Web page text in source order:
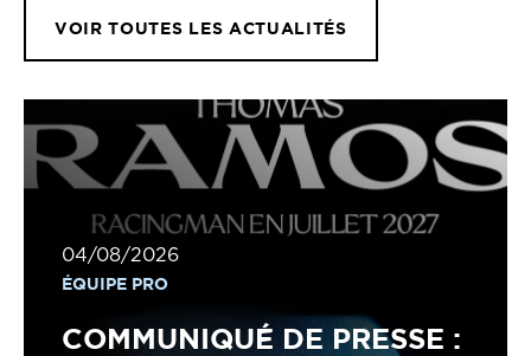
VOIR TOUTES LES ACTUALITÉS
04/08/2026
ÉQUIPE PRO
COMMUNIQUÉ DE PRESSE :